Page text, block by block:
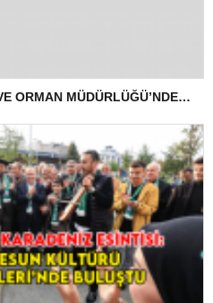
ARNAVUTKÖY İLÇE TARIM VE ORMAN MÜDÜRLÜĞÜ’NDEN İLANEN TEBLİGAT